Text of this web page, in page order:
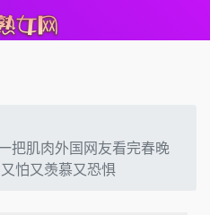
把肌肉外国网友看完春晚
怕又羡慕又恐惧